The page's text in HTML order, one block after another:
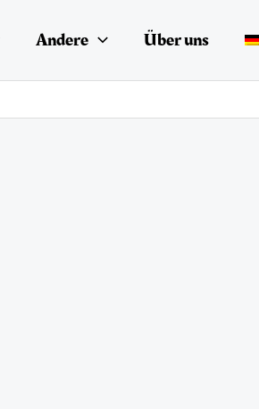
Andere Über uns